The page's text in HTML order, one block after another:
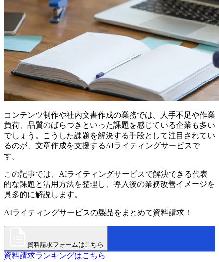
コンテンツ制作や社内文書作成の業務では、人手不足や作業
負荷、品質のばらつきといった課題を感じている企業も多い
でしょう。こうした課題を解決する手段として注目されてい
るのが、文章作成を支援するAIライティングサービスで
す。
この記事では、AIライティングサービスで解決できる代表
的な課題と活用方法を整理し、導入後の業務改善イメージを
具多的に解説します。
AIライティングサービスの製品をまとめて資料請求！
資料請求フォームはこちら
資料請求ランキングはこちら